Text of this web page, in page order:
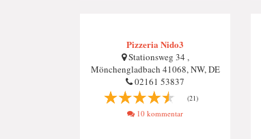
Pizzeria Nido3
Stationsweg 34 ,
Mönchengladbach 41068, NW, DE
02161 53837
(21)
10 kommentar